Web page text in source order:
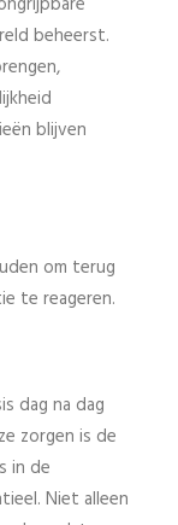
beheerst.
blijven
om terug
te reageren.
dag na dag
zorgen is de
in de
Niet alleen